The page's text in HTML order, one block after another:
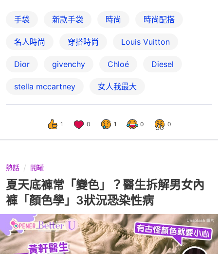
手袋 新款手袋 時尚 時尚配搭
名人時尚 穿搭時尚 Louis Vuitton
Dior givenchy Chloé Diesel
stella mccartney 女人我最大
1 0 1 0 0
熱話 開罐
夏天底褲常「變色」？醫生拆解男女內
褲「顏色學」3狀況恐染性病